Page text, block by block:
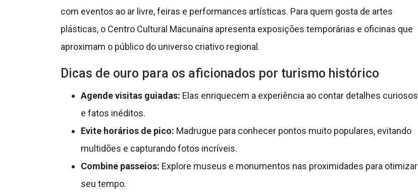
com eventos ao ar livre, feiras e performances artísticas. Para quem gosta de artes
plásticas, o Centro Cultural Macunaína apresenta exposições temporárias e oficinas que
aproximam o público do universo criativo regional.
Dicas de ouro para os aficionados por turismo histórico
Agende visitas guiadas: Elas enriquecem a experiência ao contar detalhes curiosos
e fatos inéditos.
Evite horários de pico: Madrugue para conhecer pontos muito populares, evitando
multidões e capturando fotos incríveis.
Combine passeios: Explore museus e monumentos nas proximidades para otimizar
seu tempo.